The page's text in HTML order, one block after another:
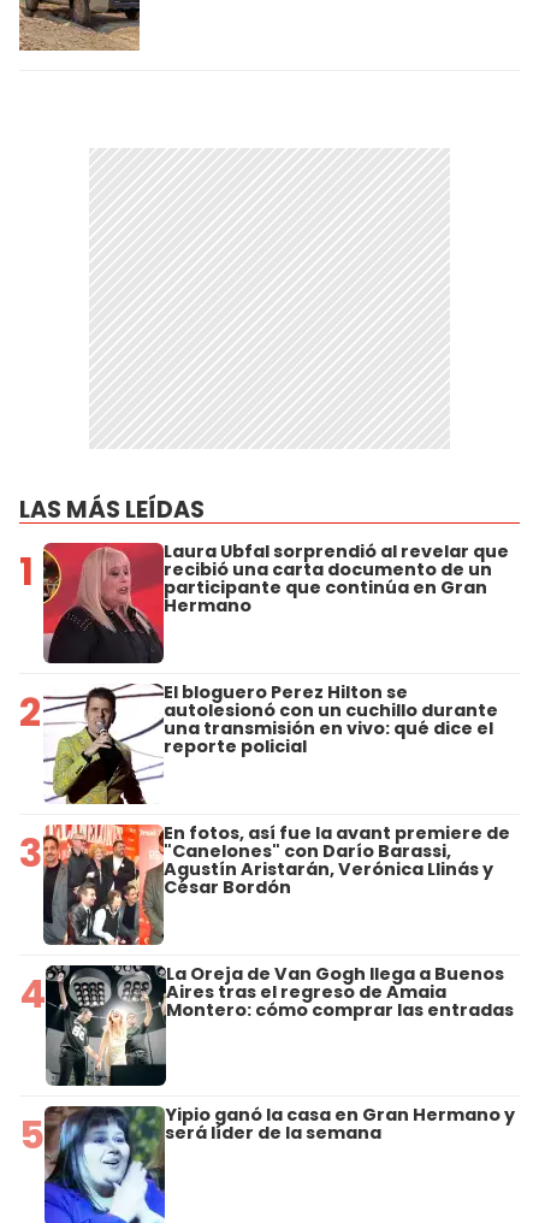
LAS MÁS LEÍDAS
1 Laura Ubfal sorprendió al revelar que
recibió una carta documento de un
participante que continúa en Gran
Hermano
2 El bloguero Perez Hilton se
autolesionó con un cuchillo durante
una transmisión en vivo: qué dice el
reporte policial
3 En fotos, así fue la avant premiere de
"Canelones" con Darío Barassi,
Agustín Aristarán, Verónica Llinás y
César Bordón
4 La Oreja de Van Gogh llega a Buenos
Aires tras el regreso de Amaia
Montero: cómo comprar las entradas
5 Yipio ganó la casa en Gran Hermano y
será líder de la semana